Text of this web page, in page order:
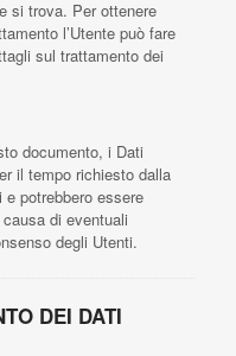
si trova. Per ottenere
l’Utente può fare
sul trattamento dei
documento, i Dati
il tempo richiesto dalla
potrebbero essere
di eventuali
degli Utenti.
DEI DATI